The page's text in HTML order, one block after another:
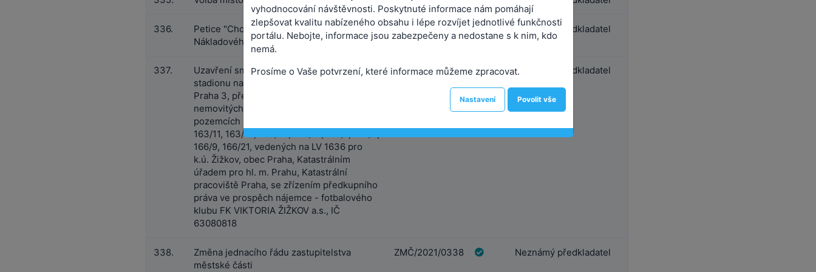
336.
Petice "Chceme kvalitní čtvrť u
Nákladového nádraží Žižkov!"
ZMČ/2021/0336 Neznámý předkladatel
337.
Uzavření smlouvy o nájmu fotbalového
stadionu na adrese Seifertova, 130 00
Praha 3, představujícího soubor movitých a
nemovitých věcí, nacházejících se na
pozemcích parc.č. 163/1, 163/5, 163/8,
163/11, 163/19, 163/20, 163/21, 166/7, 166/8,
166/9, 166/21, vedených na LV 1636 pro
k.ú. Žižkov, obec Praha, Katastrálním
úřadem pro hl. m. Prahu, Katastrální
pracoviště Praha, se zřízením předkupního
práva ve prospěch nájemce - fotbalového
klubu FK VIKTORIA ŽIŽKOV a.s., IČ
63080818
ZMČ/2021/0337 Neznámý předkladatel
338.
Změna jednacího řádu zastupitelstva
městské části
ZMČ/2021/0338 Neznámý předkladatel
vyhodnocování návštěvnosti. Poskytnuté informace nám pomáhají
zlepšovat kvalitu nabízeného obsahu i lépe rozvíjet jednotlivé funkčnosti
portálu. Nebojte, informace jsou zabezpečeny a nedostane s k nim, kdo
nemá.
Prosíme o Vaše potvrzení, které informace můžeme zpracovat.
Nastavení Povolit vše